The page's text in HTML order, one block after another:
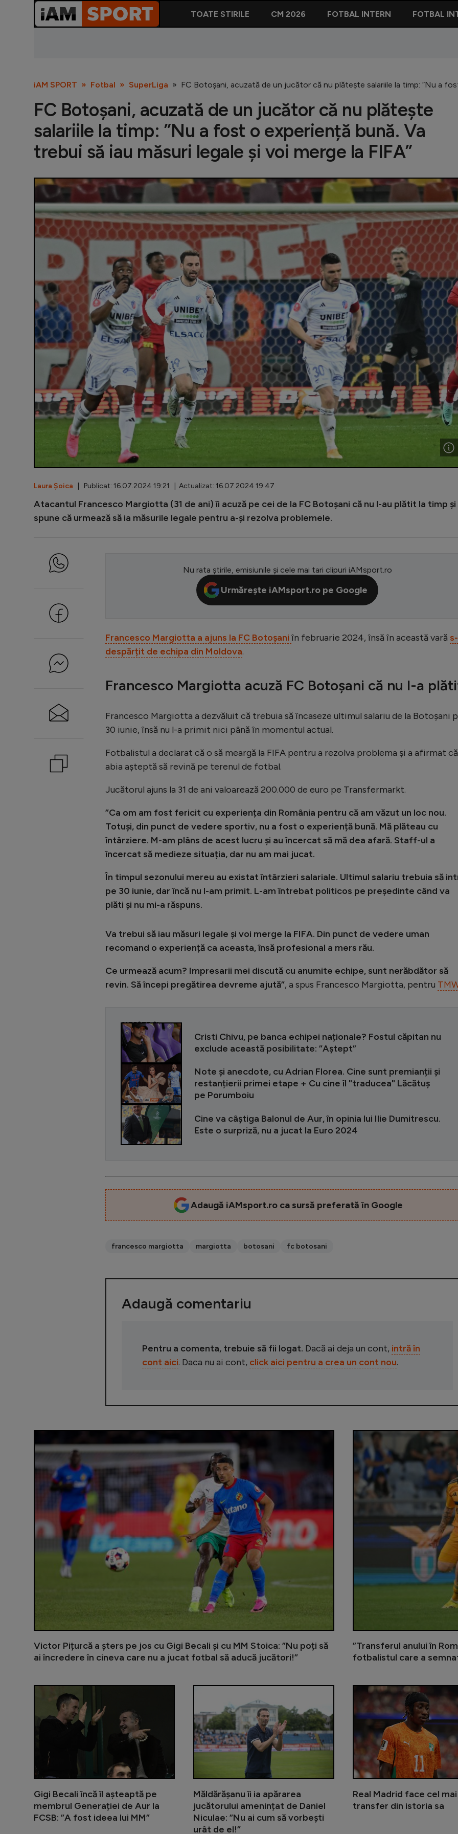
TOATE STIRILE CM 2026 FOTBAL INTERN FOTBAL
iAM SPORT Fotbal SuperLiga FC Botoșani, acuzată de un jucător că nu plătește salariile la timp: ”Nu a
FC Botoșani, acuzată de un jucător că nu plătește
salariile la timp: ”Nu a fost o experiență bună. Va
trebui să iau măsuri legale și voi merge la FIFA”
Laura Șoica | Publicat: 16.07.2024 19:21 | Actualizat: 16.07.2024 19:47
Atacantul Francesco Margiotta (31 de ani) îi acuză pe cei de la FC Botoșani că nu l-au plătit la timp și
spune că urmează să ia măsurile legale pentru a-și rezolva problemele.
Nu rata știrile, emisiunile și cele mai tari clipuri iAMsport.ro
Urmărește iAMsport.ro pe Google
Francesco Margiotta a ajuns la FC Botoșani în februarie 2024, însă în această vară
despărțit de echipa din Moldova.
Francesco Margiotta acuză FC Botoșani că nu l-a
Francesco Margiotta a dezvăluit că trebuia să încaseze ultimul salariu de la Botoșani
30 iunie, însă nu l-a primit nici până în momentul actual.
Fotbalistul a declarat că o să meargă la FIFA pentru a rezolva problema și a afirmat că
abia așteptă să revină pe terenul de fotbal.
Jucătorul ajuns la 31 de ani valoarează 200.000 de euro pe Transfermarkt.
”Ca om am fost fericit cu experiența din România pentru că am văzut un loc nou.
Totuși, din punct de vedere sportiv, nu a fost o experiență bună. Mă plăteau cu
întârziere. M-am plâns de acest lucru și au încercat să mă dea afară. Staff-ul a
încercat să medieze situația, dar nu am mai jucat.
În timpul sezonului mereu au existat întârzieri salariale. Ultimul salariu trebuia să
pe 30 iunie, dar încă nu l-am primit. L-am întrebat politicos pe președinte când va
plăti și nu mi-a răspuns.
Va trebui să iau măsuri legale și voi merge la FIFA. Din punct de vedere uman
recomand o experiență ca aceasta, însă profesional a mers rău.
Ce urmează acum? Impresarii mei discută cu anumite echipe, sunt nerăbdător să
revin. Să începi pregătirea devreme ajută”, a spus Francesco Margiotta, pentru
CITEȘTE ȘI
Cristi Chivu, pe banca echipei naționale? Fostul căpitan nu
exclude această posibilitate: ”Aștept”
Note și anecdote, cu Adrian Florea. Cine sunt premianții și
restanțierii primei etape + Cu cine îl "traducea" Lăcătuș
pe Porumboiu
Cine va câștiga Balonul de Aur, în opinia lui Ilie Dumitrescu.
Este o surpriză, nu a jucat la Euro 2024
Adaugă iAMsport.ro ca sursă preferată în Google
francesco margiotta margiotta botosani fc botosani
Adaugă comentariu
Pentru a comenta, trebuie să fii logat. Dacă ai deja un cont, intră în
cont aici. Daca nu ai cont, click aici pentru a crea un cont nou.
Victor Pițurcă a șters pe jos cu Gigi Becali și cu MM Stoica: ”Nu poți să
ai încredere în cineva care nu a jucat fotbal să aducă jucători!”
”Transferul anului în
fotbalistul care a
Gigi Becali încă îl așteaptă pe
membrul Generației de Aur la
FCSB: ”A fost ideea lui MM”
Gigi Becali încă îl așteaptă pe
Măldărășanu îi ia apărarea
jucătorului amenințat de Daniel
Niculae: ”Nu ai cum să vorbești
urât de el!”
Real Madrid face cel
transfer din istoria sa